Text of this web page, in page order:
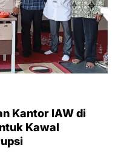
Kantor IAW di
Kawal